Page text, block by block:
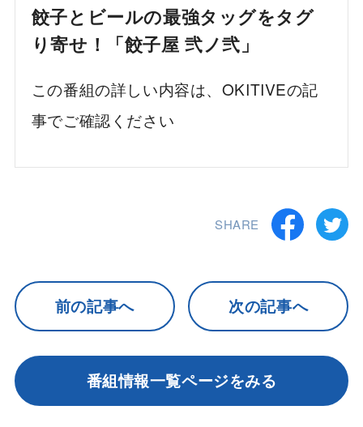
餃子とビールの最強タッグをタグ
り寄せ！「餃子屋 弐ノ弐」
この番組の詳しい内容は、OKITIVEの記
事でご確認ください
SHARE
前の記事へ 次の記事へ
番組情報一覧ページをみる